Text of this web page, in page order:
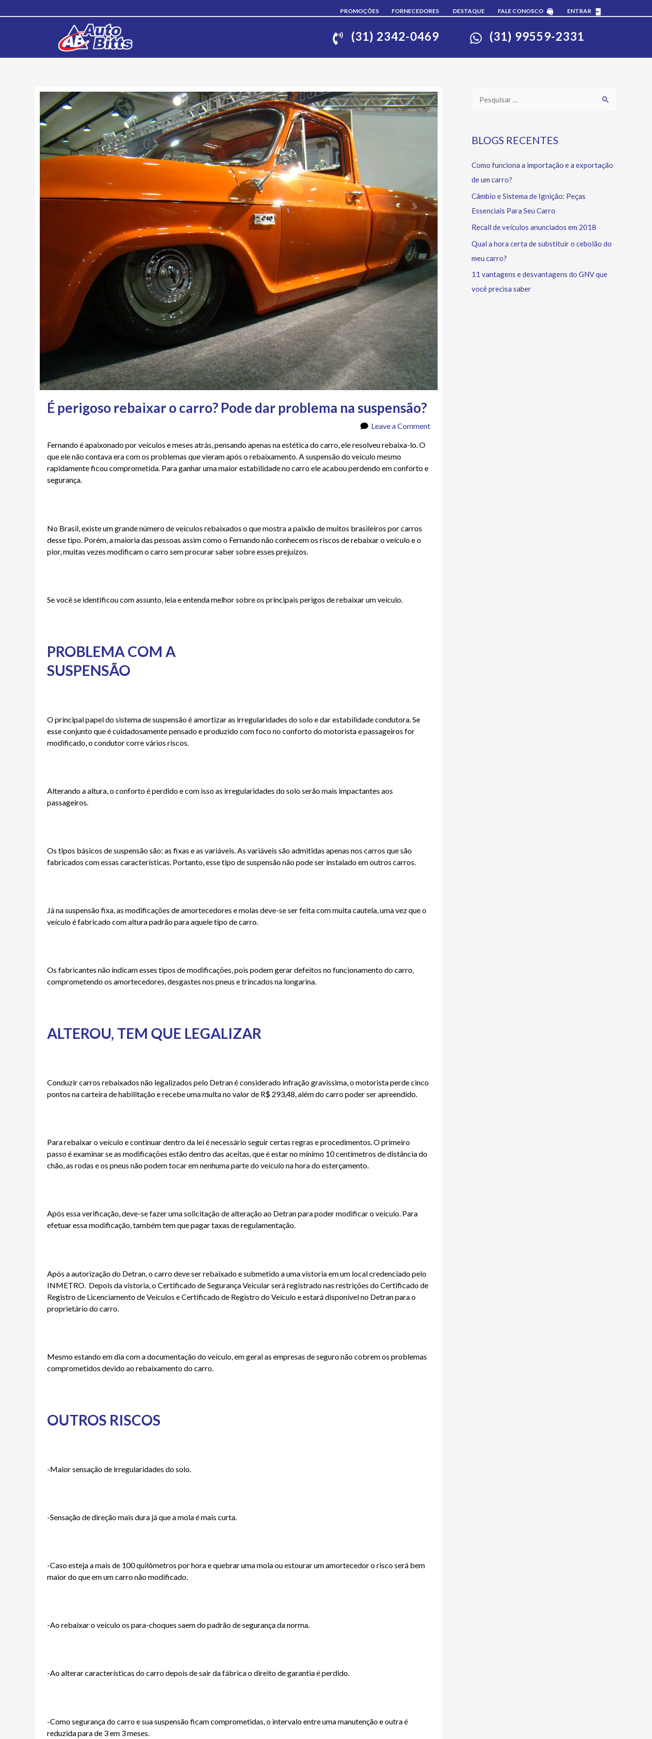
PROMOÇÕES FORNECEDORES DESTAQUE FALE CONOSCO ENTRAR
(31) 2342-0469 (31) 99559-2331
É perigoso rebaixar o carro? Pode dar problema na suspensão?
Leave a Comment
Fernando é apaixonado por veículos e meses atrás, pensando apenas na estética do carro, ele resolveu rebaixa-lo. O
que ele não contava era com os problemas que vieram após o rebaixamento. A suspensão do veículo mesmo
rapidamente ficou comprometida. Para ganhar uma maior estabilidade no carro ele acabou perdendo em conforto e
segurança.
No Brasil, existe um grande número de veículos rebaixados o que mostra a paixão de muitos brasileiros por carros
desse tipo. Porém, a maioria das pessoas assim como o Fernando não conhecem os riscos de rebaixar o veículo e o
pior, muitas vezes modificam o carro sem procurar saber sobre esses prejuízos.
Se você se identificou com assunto, leia e entenda melhor sobre os principais perigos de rebaixar um veículo.
PROBLEMA COM A
SUSPENSÃO
O principal papel do sistema de suspensão é amortizar as irregularidades do solo e dar estabilidade condutora. Se
esse conjunto que é cuidadosamente pensado e produzido com foco no conforto do motorista e passageiros for
modificado, o condutor corre vários riscos.
Alterando a altura, o conforto é perdido e com isso as irregularidades do solo serão mais impactantes aos
passageiros.
Os tipos básicos de suspensão são: as fixas e as variáveis. As variáveis são admitidas apenas nos carros que são
fabricados com essas características. Portanto, esse tipo de suspensão não pode ser instalado em outros carros.
Já na suspensão fixa, as modificações de amortecedores e molas deve-se ser feita com muita cautela, uma vez que o
veículo é fabricado com altura padrão para aquele tipo de carro.
Os fabricantes não indicam esses tipos de modificações, pois podem gerar defeitos no funcionamento do carro,
comprometendo os amortecedores, desgastes nos pneus e trincados na longarina.
ALTEROU, TEM QUE LEGALIZAR
Conduzir carros rebaixados não legalizados pelo Detran é considerado infração gravíssima, o motorista perde cinco
pontos na carteira de habilitação e recebe uma multa no valor de R$ 293,48, além do carro poder ser apreendido.
Para rebaixar o veículo e continuar dentro da lei é necessário seguir certas regras e procedimentos. O primeiro
passo é examinar se as modificações estão dentro das aceitas, que é estar no mínimo 10 centímetros de distância do
chão, as rodas e os pneus não podem tocar em nenhuma parte do veículo na hora do esterçamento.
Após essa verificação, deve-se fazer uma solicitação de alteração ao Detran para poder modificar o veículo. Para
efetuar essa modificação, também tem que pagar taxas de regulamentação.
Após a autorização do Detran, o carro deve ser rebaixado e submetido a uma vistoria em um local credenciado pelo
INMETRO. Depois da vistoria, o Certificado de Segurança Veicular será registrado nas restrições do Certificado de
Registro de Licenciamento de Veículos e Certificado de Registro do Veículo e estará disponível no Detran para o
proprietário do carro.
Mesmo estando em dia com a documentação do veículo, em geral as empresas de seguro não cobrem os problemas
comprometidos devido ao rebaixamento do carro.
OUTROS RISCOS
-Maior sensação de irregularidades do solo.
-Sensação de direção mais dura já que a mola é mais curta.
-Caso esteja a mais de 100 quilômetros por hora e quebrar uma mola ou estourar um amortecedor o risco será bem
maior do que em um carro não modificado.
-Ao rebaixar o veículo os para-choques saem do padrão de segurança da norma.
-Ao alterar características do carro depois de sair da fábrica o direito de garantia é perdido.
-Como segurança do carro e sua suspensão ficam comprometidas, o intervalo entre uma manutenção e outra é
reduzida para de 3 em 3 meses.
BLOGS RECENTES
Como funciona a importação e a exportação
de um carro?
Câmbio e Sistema de Ignição: Peças
Essenciais Para Seu Carro
Recall de veículos anunciados em 2018
Qual a hora certa de substituir o cebolão do
meu carro?
11 vantagens e desvantagens do GNV que
você precisa saber